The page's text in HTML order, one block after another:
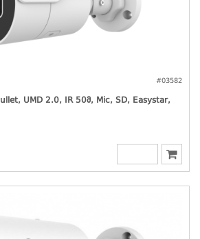
#03582
UMD 2.0, IR 50მ, Mic, SD, Easystar,